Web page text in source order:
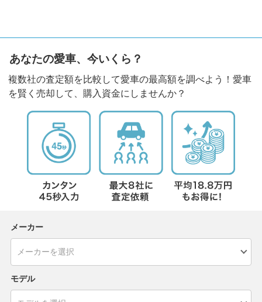
あなたの愛車、今いくら？
複数社の査定額を比較して愛車の最高額を調べよう！愛車
を賢く売却して、購入資金にしませんか？
メーカー
モデル